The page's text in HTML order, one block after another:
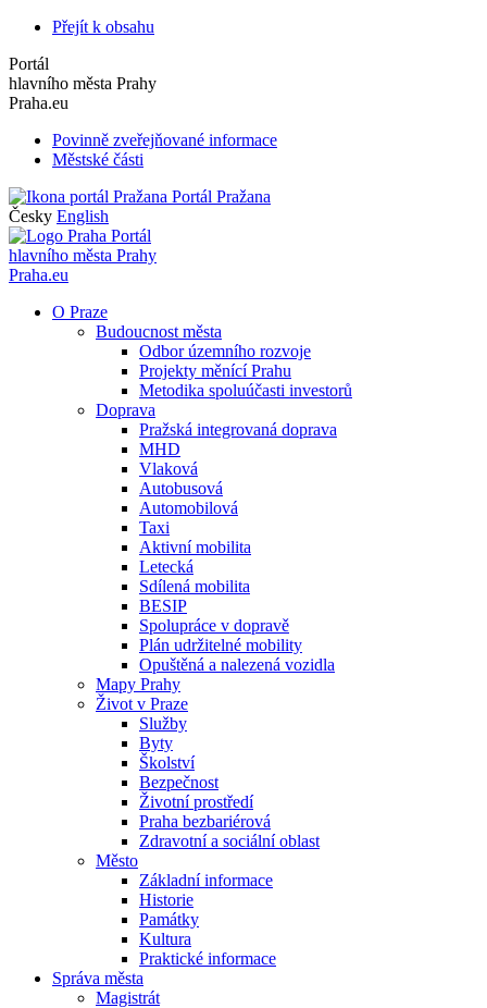
Přejít k obsahu
Portál
hlavního města Prahy
Praha.eu
Povinně zveřejňované informace
Městské části
Portál Pražana
Česky English
Portál
hlavního města Prahy
Praha.eu
O Praze
Budoucnost města
Odbor územního rozvoje
Projekty měnící Prahu
Metodika spoluúčasti investorů
Doprava
Pražská integrovaná doprava
MHD
Vlaková
Autobusová
Automobilová
Taxi
Aktivní mobilita
Letecká
Sdílená mobilita
BESIP
Spolupráce v dopravě
Plán udržitelné mobility
Opuštěná a nalezená vozidla
Mapy Prahy
Život v Praze
Služby
Byty
Školství
Bezpečnost
Životní prostředí
Praha bezbariérová
Zdravotní a sociální oblast
Město
Základní informace
Historie
Památky
Kultura
Praktické informace
Správa města
Magistrát